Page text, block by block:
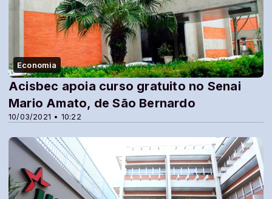
Economia
10/03/2021 • 10:22
Acisbec apoia curso gratuito no Senai
Mario Amato, de São Bernardo